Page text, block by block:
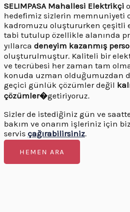
SELIMPASA Mahallesi Elektrikçi
hedefimiz sizlerin memnuniyeti
kadromuzu oluştururken çeşitli
tabi tutulup özellikle alanında
yıllarca deneyim kazanmış
oluşturulmuştur. Kaliteli bir
ve tecrübesi her zaman tam
konuda uzman olduğumuzdan
geçici günlük çözümler değil
çözümler�getiriyoruz.
Sizler de istediğiniz gün ve
bakım ve onarım işleriniz için
servis çağırabilirsiniz.
HEMEN ARA